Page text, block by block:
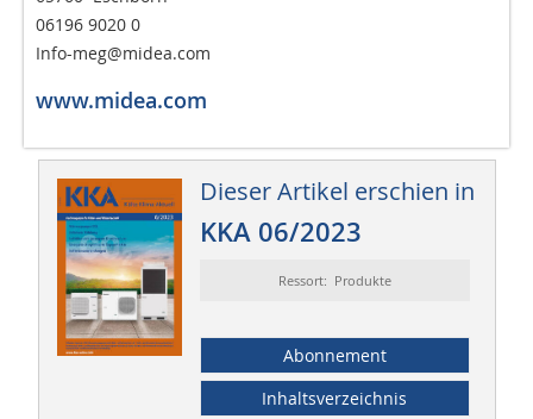
06196 9020 0
Info-meg@midea.com
www.midea.com
Dieser Artikel erschien in
KKA 06/2023
Ressort: Produkte
Abonnement
Inhaltsverzeichnis